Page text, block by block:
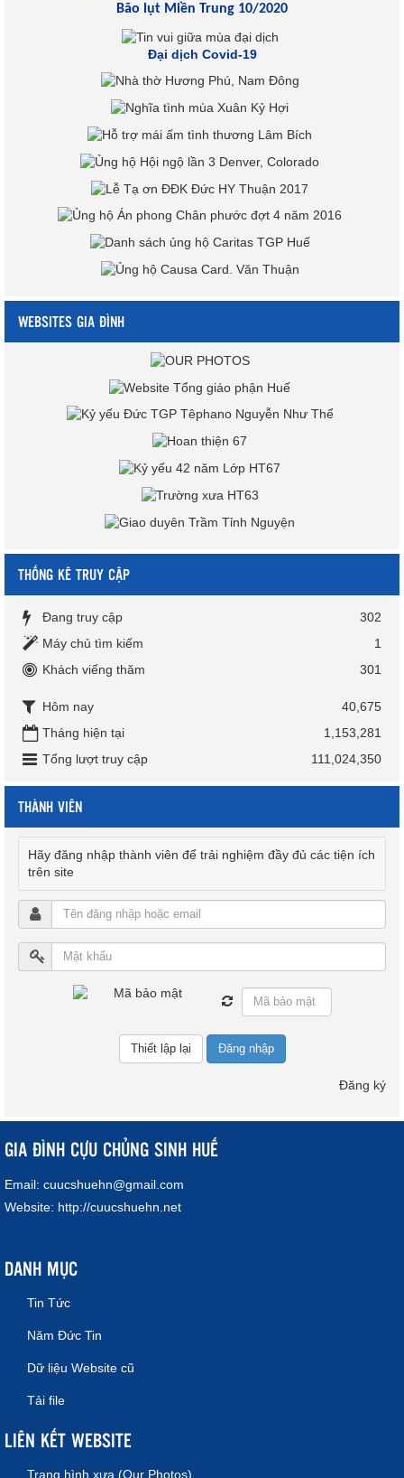
Bão lụt Miền Trung 10/2020
Đại dịch Covid-19
WEBSITES GIA ĐÌNH
THỐNG KÊ TRUY CẬP
Đang truy cập
302
Máy chủ tìm kiếm
1
Khách viếng thăm
301
Hôm nay
40,675
Tháng hiện tại
1,153,281
Tổng lượt truy cập
111,024,350
THÀNH VIÊN
Hãy đăng nhập thành viên để trải nghiệm đầy đủ các tiện ích
trên site
Đăng nhập
Đăng ký
GIA ĐÌNH CỰU CHỦNG SINH HUẾ
Email: cuucshuehn@gmail.com
Website: http://cuucshuehn.net
DANH MỤC
Tin Tức
Năm Đức Tin
Dữ liệu Website cũ
Tải file
LIÊN KẾT WEBSITE
Trang hình xưa (Our Photos)